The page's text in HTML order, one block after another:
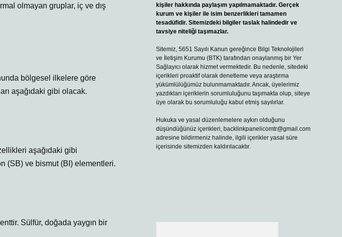
olmayan gruplar, iç ve dış
bölgesel ilkelere göre
aşağıdaki gibi olacak.
aşağıdaki gibi
(SB) ve bismut (BI) elementleri.
Sülfür, doğada yaygın bir
kişiler hakkında paylaşım yapılmamaktadır. Gerçek
kurum ve kişiler ile isim benzerlikleri tamamen
tesadüfidir. Sitemizdeki bilgiler taslak halindedir ve
tavsiye niteliği taşımazlar.
Sitemiz, 5651 Sayılı Kanun gereğince Bilgi Teknolojileri
ve İletişim Kurumu (BTK) tarafından onaylanmış bir Yer
Sağlayıcı olarak hizmet vermektedir. Bu nedenle, sitedeki
içerikleri proaktif olarak denetleme veya araştırma
yükümlülüğümüz bulunmamaktadır. Ancak, üyelerimiz
yazdıkları içeriklerin sorumluluğunu taşımakta olup, siteye
üye olarak bu sorumluluğu kabul etmiş sayılırlar.
Hukuka ve yasal düzenlemelere aykırı olduğunu
düşündüğünüz içerikleri, backlinkpanelicomtr@gmail.com
adresine bildirmeniz halinde, ilgili içerikler yasal süre
içerisinde sitemizden kaldırılacaktır.